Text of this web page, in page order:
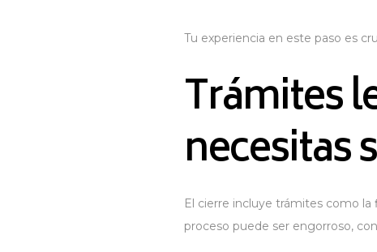
Tu experiencia en este paso es
Trámites
necesitas
El cierre incluye trámites como la
proceso puede ser engorroso,